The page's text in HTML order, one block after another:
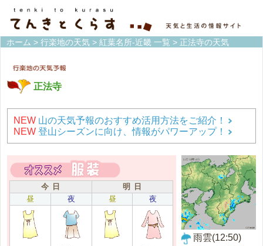
ホーム > 行楽地の天気 > 紅葉名所-近畿 一覧 > 正法寺の天気
正法寺
NEW 山の天気予報のおすすめ活用方法をご紹介！
NEW 登山シーズンに向け、情報がパワーアップ！
今 日
明 日
昼
夜 昼 夜
雨雲(12:50)